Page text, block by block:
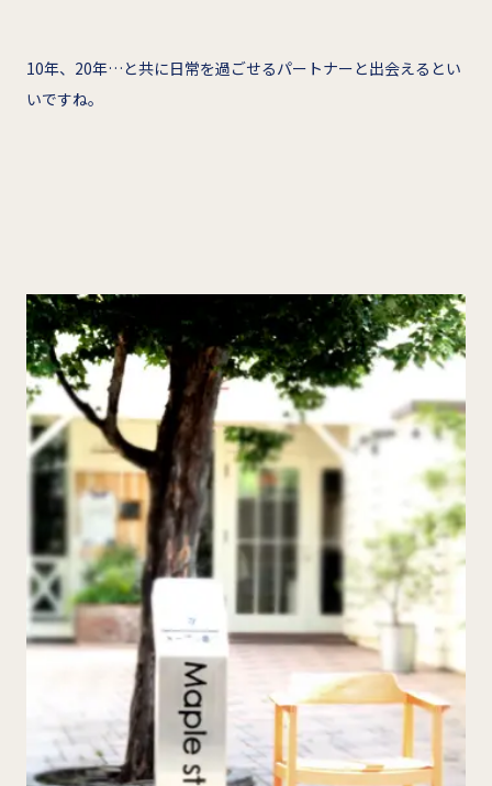
10年、20年…と共に日常を過ごせるパートナーと出会えるとい
いですね。